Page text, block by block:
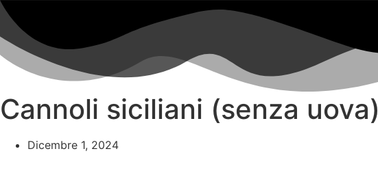
Cannoli siciliani (senza uova)
Dicembre 1, 2024